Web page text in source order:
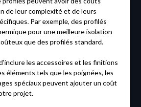
de leur complexité et de leurs
Par exemple, des profilés
pour une meilleure isolation
que des profilés standard.
les accessoires et les finitions
éléments tels que les poignées, les
spéciaux peuvent ajouter un coût
projet.